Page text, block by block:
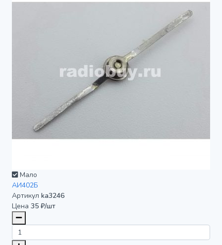
Мало
АИ402Б
Артикул ka3246
Цена 35 ₽/шт